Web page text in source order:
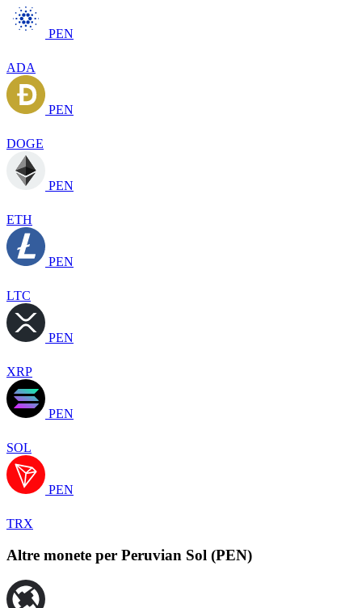
PEN
ADA
PEN
DOGE
PEN
ETH
PEN
LTC
PEN
XRP
PEN
SOL
PEN
TRX
Altre monete per Peruvian Sol (PEN)